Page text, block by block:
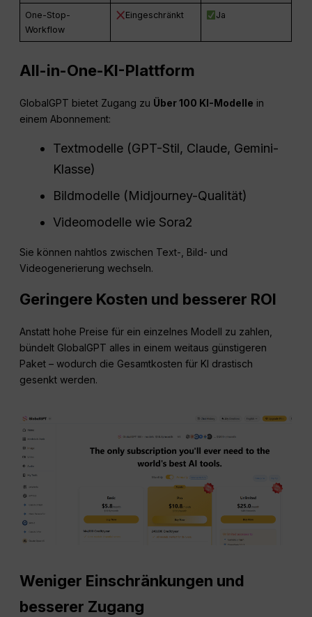
One-Stop-
Workflow
Eingeschränkt Ja
All-in-One-KI-Plattform
GlobalGPT bietet Zugang zu Über 100 KI-Modelle in
einem Abonnement:
Textmodelle (GPT-Stil, Claude, Gemini-
Klasse)
Bildmodelle (Midjourney-Qualität)
Videomodelle wie Sora2
Sie können nahtlos zwischen Text-, Bild- und
Videogenerierung wechseln.
Geringere Kosten und besserer ROI
Anstatt hohe Preise für ein einzelnes Modell zu zahlen,
bündelt GlobalGPT alles in einem weitaus günstigeren
Paket – wodurch die Gesamtkosten für KI drastisch
gesenkt werden.
Weniger Einschränkungen und
besserer Zugang